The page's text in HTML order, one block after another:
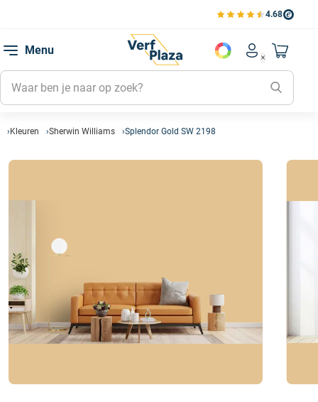
4.68
Bekijk de verfplaza
Menu
Account
Mijn
Mijn
Mijn
Naar
Kleuren Sherwin Williams Splendor Gold SW 2198